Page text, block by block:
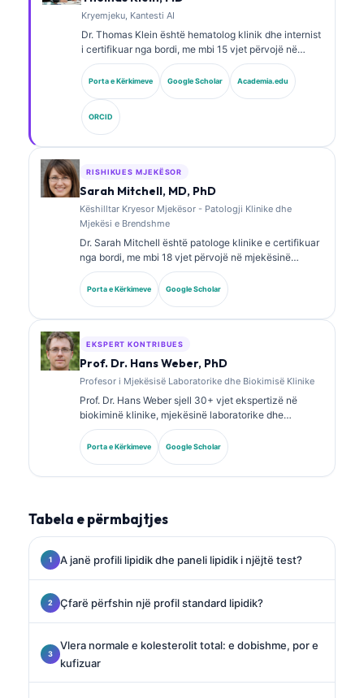
Kryemjeku, Kantesti AI
Dr. Thomas Klein është hematolog klinik dhe internist
i certifikuar nga bordi, me mbi 15 vjet përvojë në
mjekësinë laboratorike dhe analizë klinike të asistuar
nga AI. Si Shef Mjekësor në Kantesti AI, ai ofron
mbikëqyrje klinike për saktësinë mjekësore të rrjetit
nervor pronësor. Dr. Klein ka publikuar gjerësisht mbi
interpretimin e biomarkerëve dhe diagnostikimin
laboratorik në fusha të mjekësisë laboratorike.
Porta e Kërkimeve Google Scholar Academia.edu
ORCID
RISHIKUES MJEKËSOR
Sarah Mitchell, MD, PhD
Këshilltar Kryesor Mjekësor - Patologji Klinike dhe
Mjekësi e Brendshme
Dr. Sarah Mitchell është patologe klinike e certifikuar
nga bordi, me mbi 18 vjet përvojë në mjekësinë
laboratorike dhe analizën diagnostike. Ajo mban
certifikime të specializuara në kimi klinike dhe ka
publikuar gjerësisht mbi panelet e biomarkerëve dhe
Porta e Kërkimeve Google Scholar
EKSPERT KONTRIBUES
Prof. Dr. Hans Weber, PhD
Profesor i Mjekësisë Laboratorike dhe Biokimisë Klinike
Prof. Dr. Hans Weber sjell 30+ vjet ekspertizë në
biokiminë klinike, mjekësinë laboratorike dhe
kërkimin mbi biomarkerët. Ish President i Shoqatës
Gjermane për Kimi Klinike, ai është i specializuar në
analizën e paneleve diagnostike, standardizimin e
Porta e Kërkimeve Google Scholar
Tabela e përmbajtjes
A janë profili lipidik dhe paneli lipidik i njëjtë test?
Çfarë përfshin një profil standard lipidik?
Vlera normale e kolesterolit total: e dobishme, por e
kufizuar